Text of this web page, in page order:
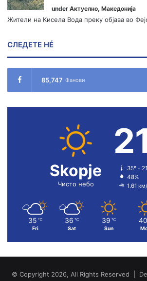
under Актуелно, Македонија
Жители на Кисела Вода преку објава во
СЛЕДЕТЕ НÉ
85,747 Фанови
Skopje
Чисто небо
35º -
48%
1.61
35 ℃
Fri
36 ℃
Sat
39 ℃
Sun
40
© Copyright 2026, All Rights Reserved |